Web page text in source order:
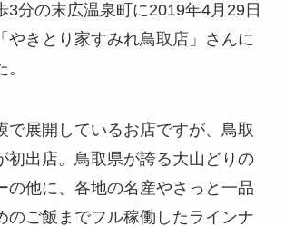
3分の末広温泉町に2019年4月29日
やきとり家すみれ鳥取店」さんに
で展開しているお店ですが、鳥取
初出店。鳥取県が誇る大山どりの
の他に、各地の名産やさっと一品
のご飯までフル稼働したラインナ